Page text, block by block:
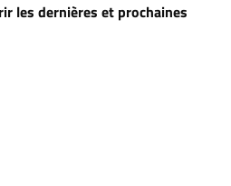
les dernières et prochaines